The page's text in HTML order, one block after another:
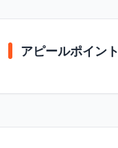
アピールポイント